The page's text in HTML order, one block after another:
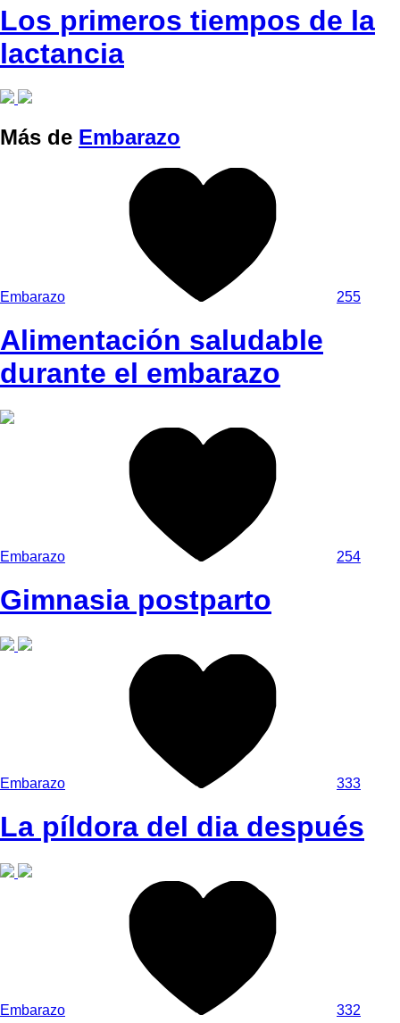
Los primeros tiempos de la
lactancia
Más de Embarazo
Embarazo 255
Alimentación saludable
durante el embarazo
Embarazo 254
Gimnasia postparto
Embarazo 333
La píldora del dia después
Embarazo 332